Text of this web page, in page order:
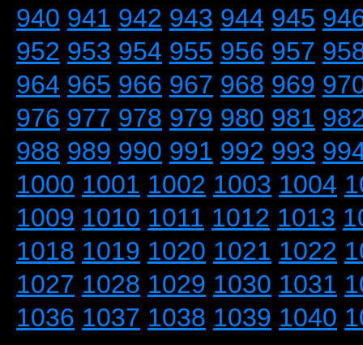
940 941 942 943 944 945
952 953 954 955 956 957
964 965 966 967 968 969
976 977 978 979 980 981
988 989 990 991 992 993
1000 1001 1002 1003 1004
1009 1010 1011 1012 1013
1018 1019 1020 1021 1022
1027 1028 1029 1030 1031
1036 1037 1038 1039 1040